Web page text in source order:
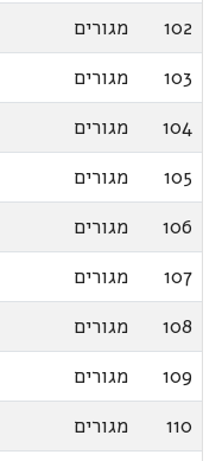
102
מגורים
103
מגורים
104
מגורים
105
מגורים
106
מגורים
107
מגורים
108
מגורים
109
מגורים
110
מגורים